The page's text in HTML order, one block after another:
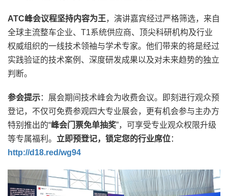
ATC峰会议程坚持内容为王，演讲嘉宾经过严格筛选，来自
全球主流整车企业、T1系统供应商、顶尖科研机构及行业
权威组织的一线技术领袖与学术专家。他们带来的将是经过
实践验证的技术案例、深度研发成果以及对未来趋势的独立
判断。
参会提示：展会期间技术峰会为收费会议。即刻进行观众预
登记，不仅可免费参观四大专业展会，更有机会参与主办方
特别推出的“峰会门票免单抽奖”，可享受专业观众权限升级
等专属福利。 立即预登记，锁定您的行业席位：
http://d18.red/wg94